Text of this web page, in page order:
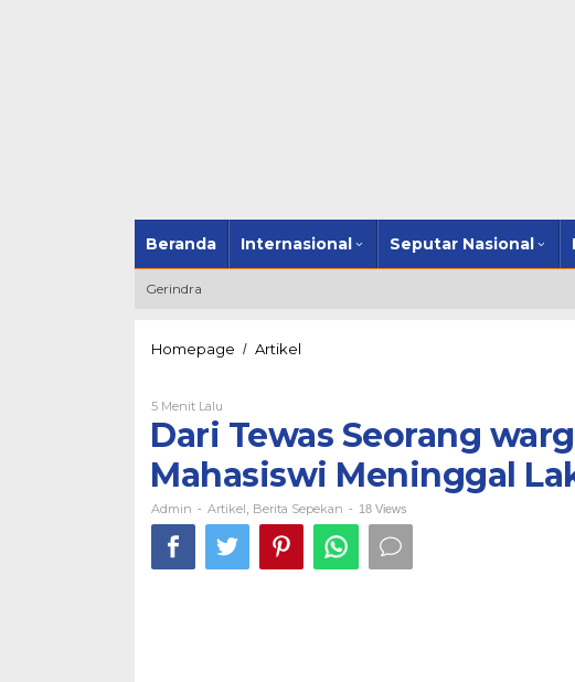
Beranda Internasional Seputar Nasional
Gerindra
Homepage / Artikel
Cileunyi
Hingga
Mahasiswi
Meninggal
Laka
Lantas
5 Menit Lalu
Admin
Dari Tewas Seorang
Mahasiswi Meninggal
Admin - Artikel Berita Sepekan - 18 Views